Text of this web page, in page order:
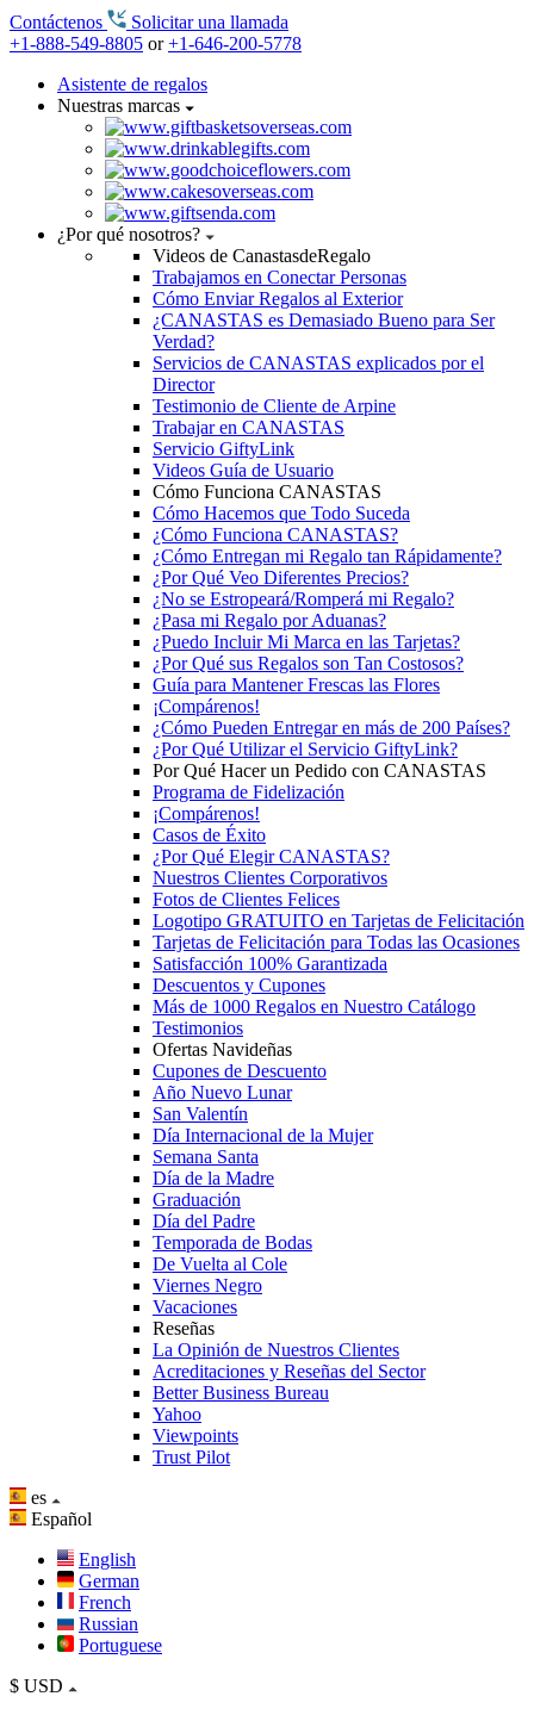
Contáctenos
Solicitar una llamada
+1-888-549-8805 or+1-646-200-5778
Asistente de regalos
Nuestras marcas
¿Por qué nosotros?
Videos de CanastasdeRegalo
Trabajamos en Conectar Personas
Cómo Enviar Regalos al Exterior
¿CANASTAS es Demasiado Bueno para Ser
Verdad?
Servicios de CANASTAS explicados por el
Director
Testimonio de Cliente de Arpine
Trabajar en CANASTAS
Servicio GiftyLink
Videos Guía de Usuario
Cómo Funciona CANASTAS
Cómo Hacemos que Todo Suceda
¿Cómo Funciona CANASTAS?
¿Cómo Entregan mi Regalo tan Rápidamente?
¿Por Qué Veo Diferentes Precios?
¿No se Estropeará/Romperá mi Regalo?
¿Pasa mi Regalo por Aduanas?
¿Puedo Incluir Mi Marca en las Tarjetas?
¿Por Qué sus Regalos son Tan Costosos?
Guía para Mantener Frescas las Flores
¡Compárenos!
¿Cómo Pueden Entregar en más de 200 Países?
¿Por Qué Utilizar el Servicio GiftyLink?
Por Qué Hacer un Pedido con CANASTAS
Programa de Fidelización
¡Compárenos!
Casos de Éxito
¿Por Qué Elegir CANASTAS?
Nuestros Clientes Corporativos
Fotos de Clientes Felices
Logotipo GRATUITO en Tarjetas de Felicitación
Tarjetas de Felicitación para Todas las Ocasiones
Satisfacción 100% Garantizada
Descuentos y Cupones
Más de 1000 Regalos en Nuestro Catálogo
Testimonios
Ofertas Navideñas
Cupones de Descuento
Año Nuevo Lunar
San Valentín
Día Internacional de la Mujer
Semana Santa
Día de la Madre
Graduación
Día del Padre
Temporada de Bodas
De Vuelta al Cole
Viernes Negro
Vacaciones
Reseñas
La Opinión de Nuestros Clientes
Acreditaciones y Reseñas del Sector
Better Business Bureau
Yahoo
Viewpoints
Trust Pilot
es
Español
English
German
French
Russian
Portuguese
$ USD